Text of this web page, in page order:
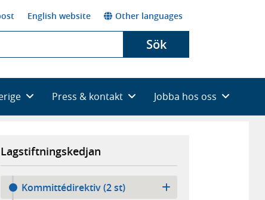
English website Other languages
Sök
Press & kontakt Jobba hos oss
Lagstiftningskedjan
Kommittédirektiv (2 st)